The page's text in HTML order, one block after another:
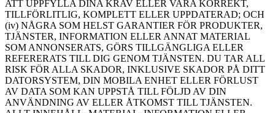
ATT UPPFYLLA DINA KRAV ELLER VARA KORREKT,
TILLFÖRLITLIG, KOMPLETT ELLER UPPDATERAD; OCH
(iv) NÅGRA SOM HELST GARANTIER FÖR PRODUKTER,
TJÄNSTER, INFORMATION ELLER ANNAT MATERIAL
SOM ANNONSERATS, GÖRS TILLGÄNGLIGA ELLER
REFERERATS TILL DIG GENOM TJÄNSTEN. DU TAR ALL
RISK FÖR ALLA SKADOR, INKLUSIVE SKADOR PÅ DITT
DATORSYSTEM, DIN MOBILA ENHET ELLER FÖRLUST
AV DATA SOM KAN UPPSTÅ TILL FÖLJD AV DIN
ANVÄNDNING AV ELLER ÅTKOMST TILL TJÄNSTEN.